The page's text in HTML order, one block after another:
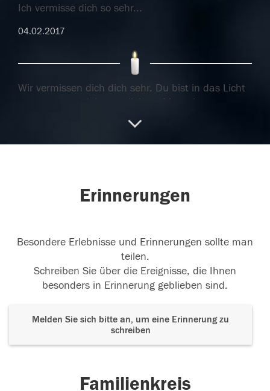
Ich vermisse dich so sehr...
04.02.2017
Wir vermissen dich dich sehr. Du bist in das Licht
gegangen, zu deinen geliebten Menschen.
Erinnerungen
Besondere Erlebnisse und Erinnerungen sollte man
teilen.
Schreiben Sie über die Ereignisse, die Ihnen
besonders in Erinnerung geblieben sind.
Melden Sie sich bitte an, um eine Erinnerung zu
schreiben
Familienkreis